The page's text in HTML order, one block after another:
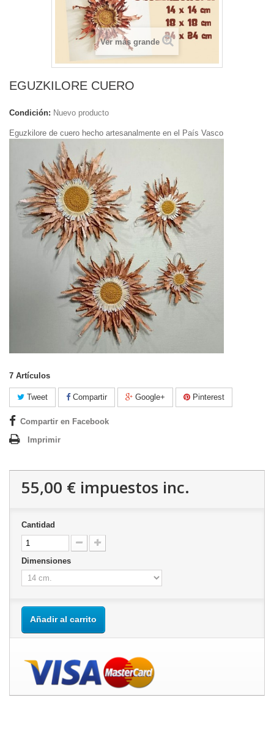
Ver más grande
EGUZKILORE CUERO
Condición: Nuevo producto
Eguzkilore de cuero hecho artesanalmente en el País Vasco
7 Artículos
Tweet Compartir Google+ Pinterest
Compartir en Facebook
Imprimir
55,00 € impuestos inc.
Cantidad
Dimensiones
Añadir al carrito